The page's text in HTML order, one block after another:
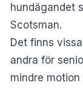
hundägandet
Scotsman.
Det finns
andra för
mindre